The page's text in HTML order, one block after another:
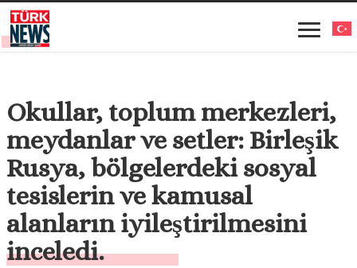
Okullar, toplum merkezleri,
meydanlar ve setler: Birleşik
Rusya, bölgelerdeki sosyal
tesislerin ve kamusal
alanların iyileştirilmesini
inceledi.